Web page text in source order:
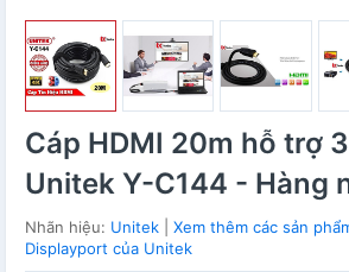
Cáp HDMI 20m hỗ trợ
Unitek Y-C144 - Hàng
Nhãn hiệu: Unitek
Xem thêm các sản
Displayport của Unitek